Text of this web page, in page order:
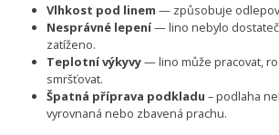
Vlhkost pod linem — způsobuje
Nesprávné lepení— lino nebylo
zatíženo.
Teplotní výkyvy— lino může pracovat,
smršťovat.
Špatná příprava podkladu – podlaha
vyrovnaná nebo zbavená prachu.